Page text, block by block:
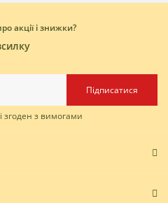
акції і знижки?
Підписатися
і згоден з вимогами